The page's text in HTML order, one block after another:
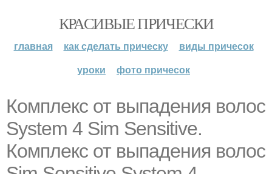
КРАСИВЫЕ ПРИЧЕСКИ
главная как сделать прическу
виды причесок
уроки
фото причесок
Комплекс от выпадения волос
System 4 Sim Sensitive.
Комплекс от выпадения волос